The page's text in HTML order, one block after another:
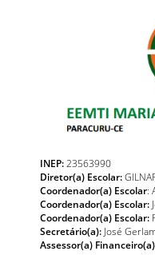
INEP: 23563990
Diretor(a) Escolar:
Coordenador(a) Escolar:
Coordenador(a) Escolar:
Coordenador(a) Escolar:
Secretário(a): José
Assessor(a)